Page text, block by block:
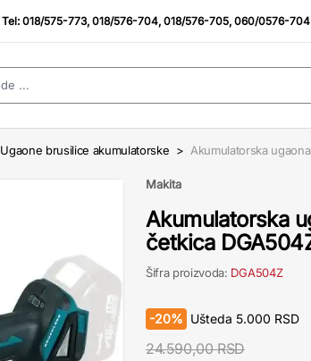
Tel:018/575-773,018/576-704,018/576-705,060/0576-704
Ugaone brusilice akumulatorske > Akumulatorska
Makita
Akumulatorska
četkica
Šifra proizvoda: DGA504Z
-20% Ušteda 5.000 RSD
24.590,00 RSD